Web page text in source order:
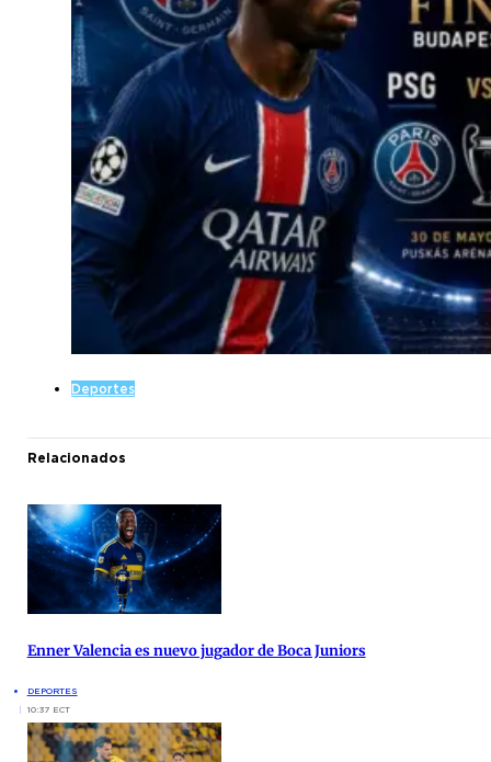
Deportes
Relacionados
Enner Valencia es nuevo jugador de Boca Juniors
DEPORTES
10:37 ECT